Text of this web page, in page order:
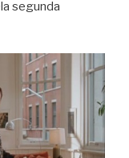
segunda